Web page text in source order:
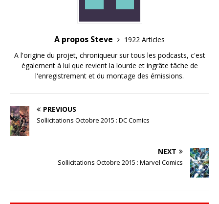
A propos Steve
1922 Articles
A l'origine du projet, chroniqueur sur tous les podcasts, c'est
également à lui que revient la lourde et ingrâte tâche de
l'enregistrement et du montage des émissions.
PREVIOUS
Sollicitations Octobre 2015 : DC Comics
NEXT
Sollicitations Octobre 2015 : Marvel Comics